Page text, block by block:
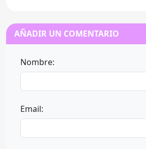
AÑADIR UN COMENTARIO
Nombre:
Email: